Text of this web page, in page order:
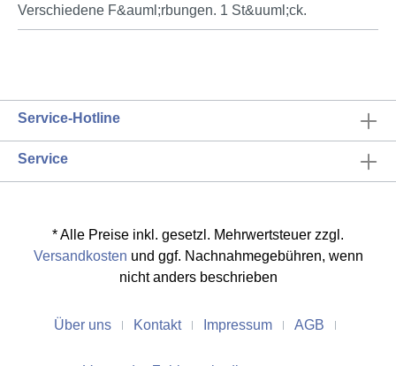
Verschiedene F&auml;rbungen. 1 St&uuml;ck.
Service-Hotline
Service
* Alle Preise inkl. gesetzl. Mehrwertsteuer zzgl.
Versandkosten und ggf. Nachnahmegebühren, wenn
nicht anders beschrieben
Über uns Kontakt Impressum AGB